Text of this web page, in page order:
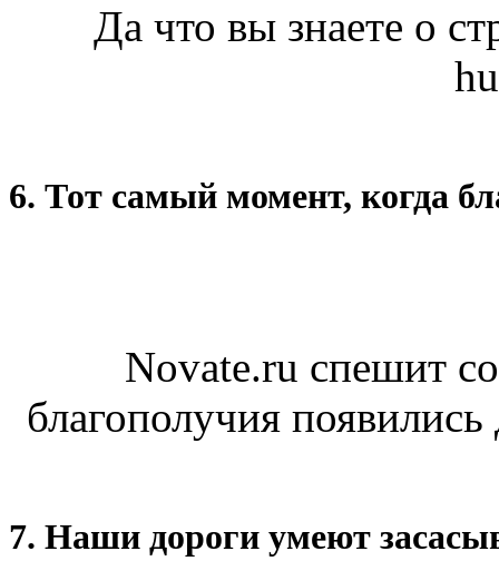
Да что вы знаете о
6. Тот самый момент, когда
Novate.ru спешит
благополучия
7. Наши дороги умеют